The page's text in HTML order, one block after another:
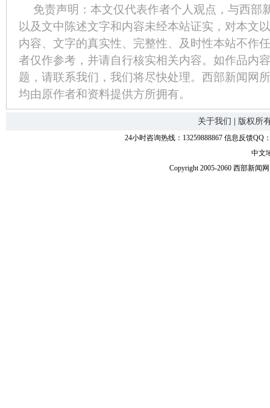
免责声明：本文仅代表作者个人观点，与西部
以及文中陈述文字和内容未经本站证实，对本文
内容、文字的真实性、完整性、及时性本站不作
者仅作参考，并请自行核实相关内容。如作品内
题，请联系我们，我们将尽快处理。西部新闻网
均由原作者和资料提供方所拥有。
关于我们 版权所
24小时咨询热线：13259888867 信息反馈QQ
中文
Copyright 2005-2060 西部新闻